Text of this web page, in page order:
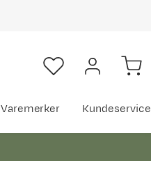
Varemerker Kundeservice